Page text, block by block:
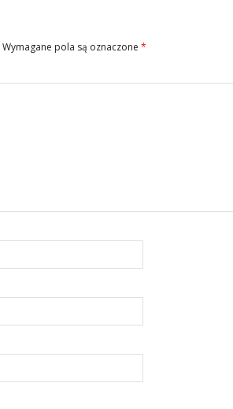
Wymagane pola są oznaczone *